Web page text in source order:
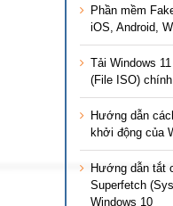
Phần mềm
iOS, Android,
Tải Windows
(File ISO)
Hướng dẫn
khởi động của
Hướng dẫn tắt
Superfetch
Windows 10